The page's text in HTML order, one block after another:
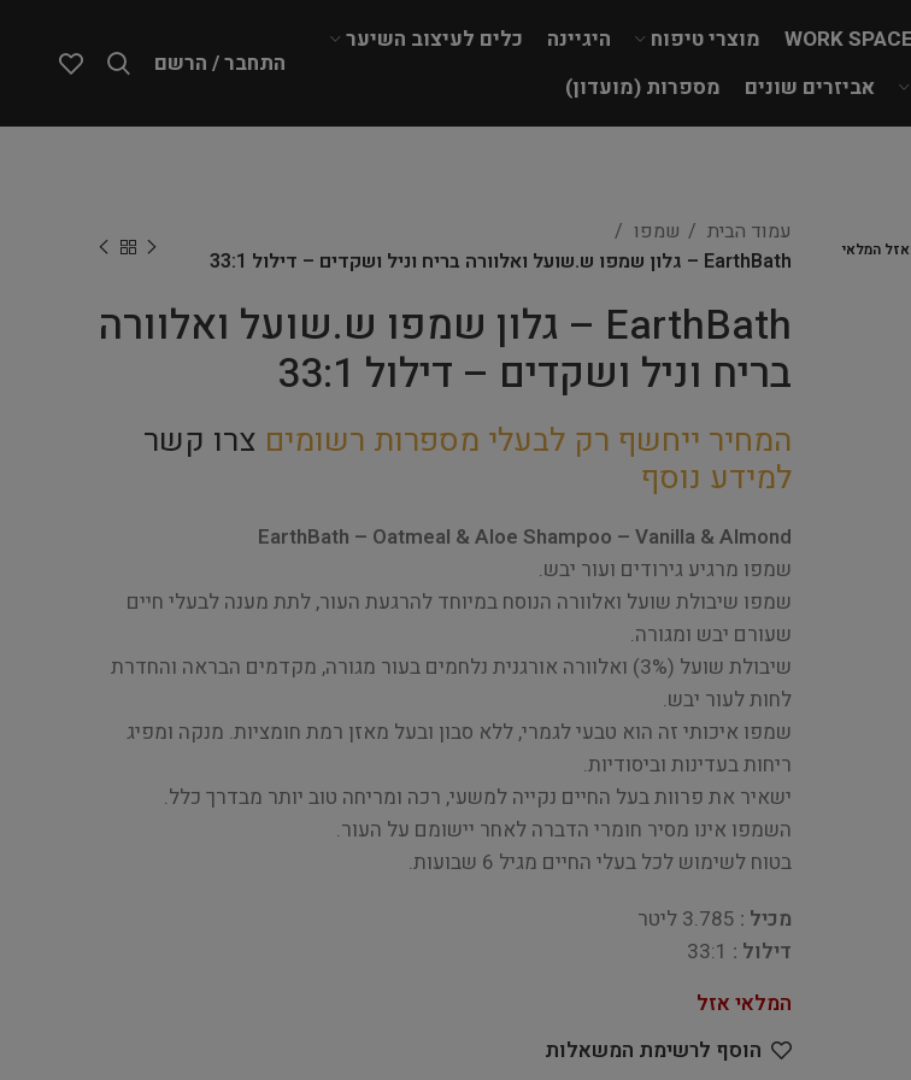
מוצרי טיפוח היגיינה
כלים לעיצוב השיער
אביזרים שונים מספרות (מועדון)
התחבר / הרשם
אזל המלאי
עמוד הבית
שמפו
EarthBath – גלון שמפו ש.שועל ואלוורה בריח וניל ושקדים – דילול 33:1
EarthBath – גלון שמפו ש.שועל ואלוורה
בריח וניל ושקדים – דילול 33:1
המחיר ייחשף רק לבעלי מספרות רשומים צרו קשר
למידע נוסף
EarthBath – Oatmeal & Aloe Shampoo – Vanilla & Almond
שמפו מרגיע גירודים ועור יבש.
שמפו שיבולת שועל ואלוורה הנוסח במיוחד להרגעת העור, לתת מענה לבעלי חיים
שעורם יבש ומגורה.
שיבולת שועל (3%) ואלוורה אורגנית נלחמים בעור מגורה, מקדמים הבראה והחדרת
לחות לעור יבש.
שמפו איכותי זה הוא טבעי לגמרי, ללא סבון ובעל מאזן רמת חומציות. מנקה ומפיג
ריחות בעדינות וביסודיות.
ישאיר את פרוות בעל החיים נקייה למשעי, רכה ומריחה טוב יותר מבדרך כלל.
השמפו אינו מסיר חומרי הדברה לאחר יישומם על העור.
בטוח לשימוש לכל בעלי החיים מגיל 6 שבועות.
מכיל :
דילול :
המלאי אזל
הוסף לרשימת המשאלות